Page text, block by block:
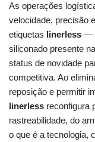
As operações
velocidade, precisão e
etiquetas linerless —
siliconado presente
status de novidade
competitiva. Ao
reposição e permitir
linerless reconfigura
rastreabilidade, do
o que é a tecnologia,